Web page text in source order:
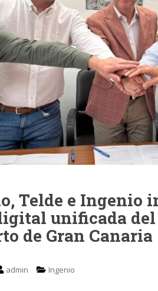
Telde e Ingenio
unificada
de Gran Canaria
admin Ingenio